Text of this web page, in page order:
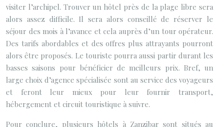
visiter l’archipel. Trouver un hôtel près de la plage libre sera
alors assez difficile. Il sera alors conseillé de réserver le
séjour des mois à l’avance et cela auprès d’un tour opérateur.
Des tarifs abordables et des offres plus attrayants pourront
alors être proposés. Le touriste pourra aussi partir durant les
basses saisons pour bénéficier de meilleurs prix. Bref, un
large choix d’agence spécialisée sont au service des voyageurs
et feront leur mieux pour leur fournir transport,
hébergement et circuit touristique à suivre.
Pour conclure, plusieurs hôtels à Zanzibar sont situés au